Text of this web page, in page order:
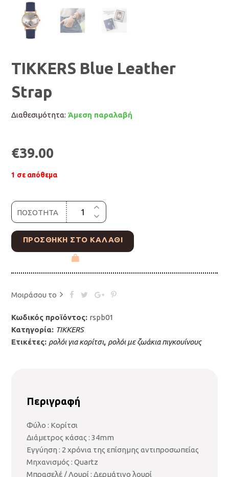
TIKKERS Blue Leather
Strap
Διαθεσιμότητα: Άμεση παραλαβή
€39.00
1 σε απόθεμα
ΠΟΣΟΤΗΤΑ
ΠΡΟΣΘΉΚΗ ΣΤΟ ΚΑΛΆΘΙ
Μοιράσου το
Κωδικός προϊόντος: rspb01
Κατηγορία: TIKKERS
Ετικέτες: ρολόι για κορίτσι, ρολόι με ζωάκια πιγκουίνους
Περιγραφή
Φύλο : Κορίτσι
Διάμετρος κάσας : 34mm
Εγγύηση : 2 χρόνια της επίσημης αντιπροσωπείας
Μηχανισμός : Quartz
Μπρασελέ / Λουρί : Δερμάτινο λουρί